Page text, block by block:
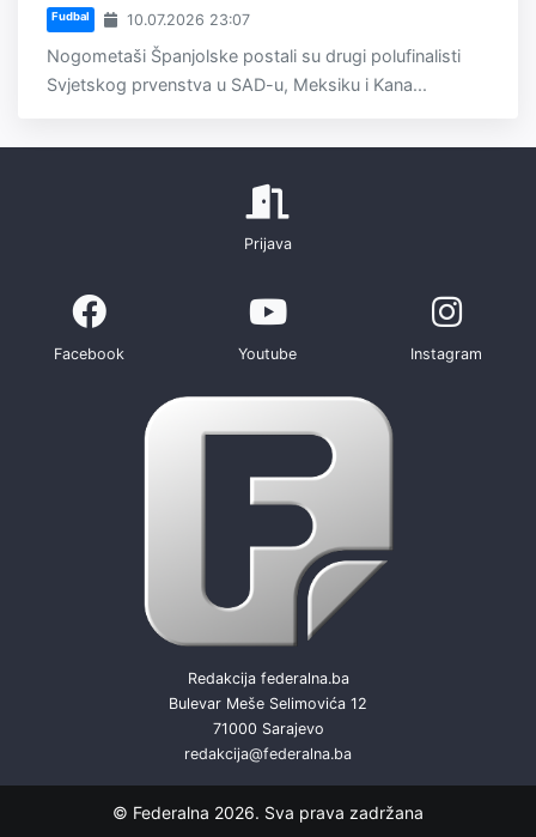
Fudbal 10.07.2026 23:07
Nogometaši Španjolske postali su drugi polufinalisti
Svjetskog prvenstva u SAD-u, Meksiku i Kana...
Prijava
Facebook Youtube Instagram
Redakcija federalna.ba
Bulevar Meše Selimovića 12
71000 Sarajevo
redakcija@federalna.ba
© Federalna 2026. Sva prava zadržana